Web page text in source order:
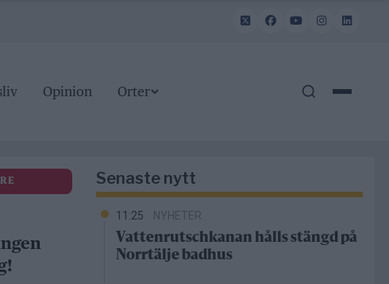
Opinion Orter
Senaste nytt
11:25 NYHETER
Vattenrutschkanan hålls stängd på
Norrtälje badhus